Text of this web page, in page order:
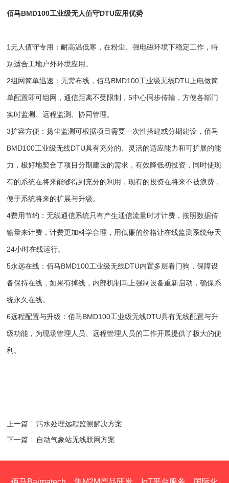
佰马BMD100工业级无人值守DTU应用优势
1无人值守专用：耐高温低寒，在粉尘、强电磁环境下稳定工作，特
别适合工地户外环境应用。
2组网简单迅速：无需布线，佰马BMD100工业级无线DTU上电做简
单配置即可组网，通信距离不受限制，5中心同步传输，方便各部门
实时监测、远程监测、协同管理。
3扩容方便：扬尘监测可根据项目需要一次性搭建或分期建设，佰马
BMD100工业级无线DTU具有充分的、灵活的适应能力和可扩展的能
力，极好地契合了项目分期建设的需求，有效降低初投资，同时使现
有的系统在将来能够得到充分的利用，现有的投资在将来不被浪费，
便于系统将来的扩展与升级。
4费用节约：无线通信系统只有产生通信流量时才计费，按照数据传
输量来计费，计费更加科学合理，用低廉的价格让在线监测系统每天
24小时在线运行。
5永远在线：佰马BMD100工业级无线DTU内置多层看门狗，保障设
备保持在线，如果有掉线，内部机制马上强制设备重新启动，确保系
统永久在线。
6远程配置与升级：佰马BMD100工业级无线DTU具有无线配置与升
级功能，为现场管理人员、远程管理人员的工作开展提供了极大的便
利。
上一篇 : 污水处理远程监测解决方案
下一篇 :
自动气象站无线联网方案